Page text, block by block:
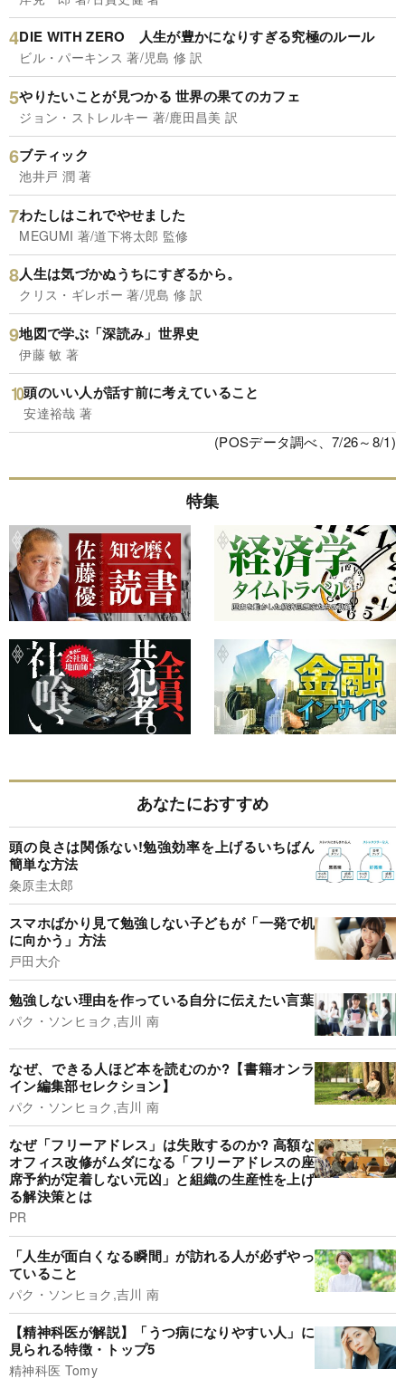
DIE WITH ZERO 人生が豊かになりすぎる究極のルール
ビル・パーキンス 著/児島 修 訳
やりたいことが見つかる 世界の果てのカフェ
ジョン・ストレルキー 著/鹿田昌美 訳
ブティック
池井戸 潤 著
わたしはこれでやせました
MEGUMI 著/道下将太郎 監修
人生は気づかぬうちにすぎるから。
クリス・ギレボー 著/児島 修 訳
地図で学ぶ「深読み」世界史
伊藤 敏 著
頭のいい人が話す前に考えていること
安達裕哉 著
(POSデータ調べ、7/26～8/1)
特集
あなたにおすすめ
頭の良さは関係ない!勉強効率を上げるいちばん
簡単な方法
粂原圭太郎
スマホばかり見て勉強しない子どもが「一発で机
に向かう」方法
戸田大介
勉強しない理由を作っている自分に伝えたい言葉
パク・ソンヒョク,吉川 南
なぜ、できる人ほど本を読むのか?【書籍オンラ
イン編集部セレクション】
パク・ソンヒョク,吉川 南
なぜ「フリーアドレス」は失敗するのか? 高額な
オフィス改修がムダになる「フリーアドレスの座
席予約が定着しない元凶」と組織の生産性を上げ
る解決策とは
PR
「人生が面白くなる瞬間」が訪れる人が必ずやっ
ていること
パク・ソンヒョク,吉川 南
【精神科医が解説】「うつ病になりやすい人」に
見られる特徴・トップ5
精神科医 Tomy